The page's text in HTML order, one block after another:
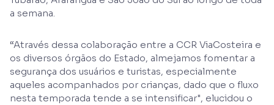
a semana.
“Através dessa colaboração entre a CCR ViaCosteira e
os diversos órgãos do Estado, almejamos fomentar a
segurança dos usuários e turistas, especialmente
aqueles acompanhados por crianças, dado que o fluxo
nesta temporada tende a se intensificar", elucidou o